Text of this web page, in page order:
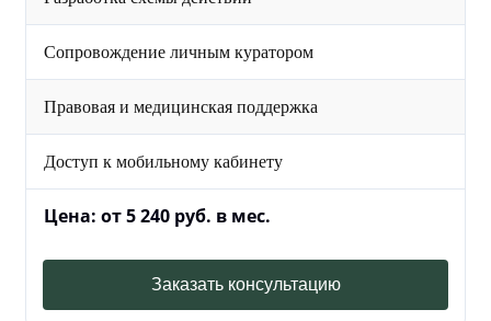
Сопровождение личным куратором
Правовая и медицинская поддержка
Доступ к мобильному кабинету
Цена: от 5 240 руб. в мес.
Заказать консультацию